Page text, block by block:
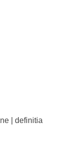
| definitia